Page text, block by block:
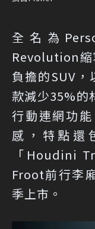
全名為
Revolution縮
負擔的SUV，
款減少35%的
行動連網功
感，特點還
「Houdini
Froot前行李
季上市。